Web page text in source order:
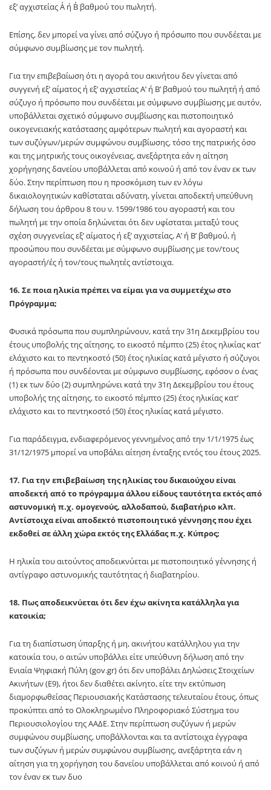
εξ’ αγχιστείας Α΄ ή Β΄ βαθμού του πωλητή.
Επίσης, δεν μπορεί να γίνει από σύζυγο ή πρόσωπο που συνδέεται με
σύμφωνο συμβίωσης με τον πωλητή.
Για την επιβεβαίωση ότι η αγορά του ακινήτου δεν γίνεται από
συγγενή εξ’ αίματος ή εξ’ αγχιστείας Α’ ή Β’ βαθμού του πωλητή ή από
σύζυγο ή πρόσωπο που συνδέεται με σύμφωνο συμβίωσης με αυτόν,
υποβάλλεται σχετικό σύμφωνο συμβίωσης και πιστοποιητικό
οικογενειακής κατάστασης αμφότερων πωλητή και αγοραστή και
των συζύγων/μερών συμφώνου συμβίωσης, τόσο της πατρικής όσο
και της μητρικής τους οικογένειας, ανεξάρτητα εάν η αίτηση
χορήγησης δανείου υποβάλλεται από κοινού ή από τον έναν εκ των
δύο. Στην περίπτωση που η προσκόμιση των εν λόγω
δικαιολογητικών καθίσταται αδύνατη, γίνεται αποδεκτή υπεύθυνη
δήλωση του άρθρου 8 του ν. 1599/1986 του αγοραστή και του
πωλητή με την οποία δηλώνεται ότι δεν υφίσταται μεταξύ τους
σχέση συγγενείας εξ’ αίματος ή εξ’ αγχιστείας, Α’ ή Β’ βαθμού, ή
προσώπου που συνδέεται με σύμφωνο συμβίωσης με τον/τους
αγοραστή/ές ή τον/τους πωλητές αντίστοιχα.
16. Σε ποια ηλικία πρέπει να είμαι για να συμμετέχω στο
Πρόγραμμα;
Φυσικά πρόσωπα που συμπληρώνουν, κατά την 31η Δεκεμβρίου του
έτους υποβολής της αίτησης, το εικοστό πέμπτο (25) έτος ηλικίας κατ’
ελάχιστο και το πεντηκοστό (50) έτος ηλικίας κατά μέγιστο ή σύζυγοι
ή πρόσωπα που συνδέονται με σύμφωνο συμβίωσης, εφόσον ο ένας
(1) εκ των δύο (2) συμπληρώνει κατά την 31η Δεκεμβρίου του έτους
υποβολής της αίτησης, το εικοστό πέμπτο (25) έτος ηλικίας κατ’
ελάχιστο και το πεντηκοστό (50) έτος ηλικίας κατά μέγιστο.
Για παράδειγμα, ενδιαφερόμενος γεννημένος από την 1/1/1975 έως
31/12/1975 μπορεί να υποβάλει αίτηση ένταξης εντός του έτους 2025.
17. Για την επιβεβαίωση της ηλικίας του δικαιούχου είναι
αποδεκτή από το πρόγραμμα άλλου είδους ταυτότητα εκτός από
αστυνομική π.χ. ομογενούς, αλλοδαπού, διαβατήριο κλπ.
Αντίστοιχα είναι αποδεκτό πιστοποιητικό γέννησης που έχει
εκδοθεί σε άλλη χώρα εκτός της Ελλάδας π.χ. Κύπρος;
Η ηλικία του αιτούντος αποδεικνύεται με πιστοποιητικό γέννησης ή
αντίγραφο αστυνομικής ταυτότητας ή διαβατηρίου.
18. Πως αποδεικνύεται ότι δεν έχω ακίνητα κατάλληλα για
κατοικία;
Για τη διαπίστωση ύπαρξης ή μη, ακινήτου κατάλληλου για την
κατοικία του, ο αιτών υποβάλλει είτε υπεύθυνη δήλωση από την
Ενιαία Ψηφιακή Πύλη (gov.gr) ότι δεν υποβάλει Δηλώσεις Στοιχείων
Ακινήτων (Ε9), ήτοι δεν διαθέτει ακίνητο, είτε την εκτύπωση
διαμορφωθείσας Περιουσιακής Κατάστασης τελευταίου έτους, όπως
προκύπτει από το Ολοκληρωμένο Πληροφοριακό Σύστημα του
Περιουσιολογίου της ΑΑΔΕ. Στην περίπτωση συζύγων ή μερών
συμφώνου συμβίωσης, υποβάλλονται και τα αντίστοιχα έγγραφα
των συζύγων ή μερών συμφώνου συμβίωσης, ανεξάρτητα εάν η
αίτηση για τη χορήγηση του δανείου υποβάλλεται από κοινού ή από
τον έναν εκ των δυο